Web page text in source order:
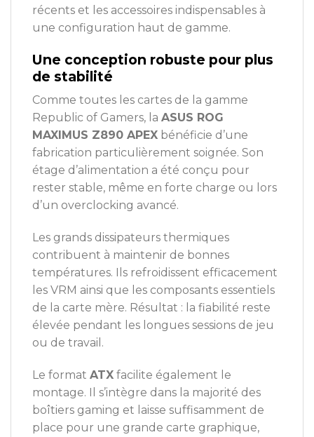
récents et les accessoires indispensables à
une configuration haut de gamme.
Une conception robuste pour plus
de stabilité
Comme toutes les cartes de la gamme
Republic of Gamers, la ASUS ROG
MAXIMUS Z890 APEX bénéficie d’une
fabrication particulièrement soignée. Son
étage d’alimentation a été conçu pour
rester stable, même en forte charge ou lors
d’un overclocking avancé.
Les grands dissipateurs thermiques
contribuent à maintenir de bonnes
températures. Ils refroidissent efficacement
les VRM ainsi que les composants essentiels
de la carte mère. Résultat : la fiabilité reste
élevée pendant les longues sessions de jeu
ou de travail.
Le format ATX facilite également le
montage. Il s’intègre dans la majorité des
boîtiers gaming et laisse suffisamment de
place pour une grande carte graphique,